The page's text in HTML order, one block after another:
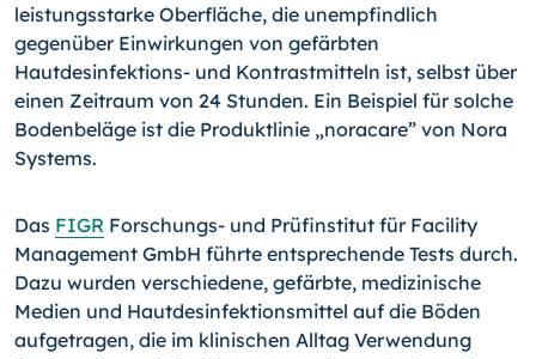
leistungsstarke Oberfläche, die unempfindlich
gegenüber Einwirkungen von gefärbten
Hautdesinfektions- und Kontrastmitteln ist, selbst über
einen Zeitraum von 24 Stunden. Ein Beispiel für solche
Bodenbeläge ist die Produktlinie „noracare” von Nora
Systems.
Das FIGR Forschungs- und Prüfinstitut für Facility
Management GmbH führte entsprechende Tests durch.
Dazu wurden verschiedene, gefärbte, medizinische
Medien und Hautdesinfektionsmittel auf die Böden
aufgetragen, die im klinischen Alltag Verwendung